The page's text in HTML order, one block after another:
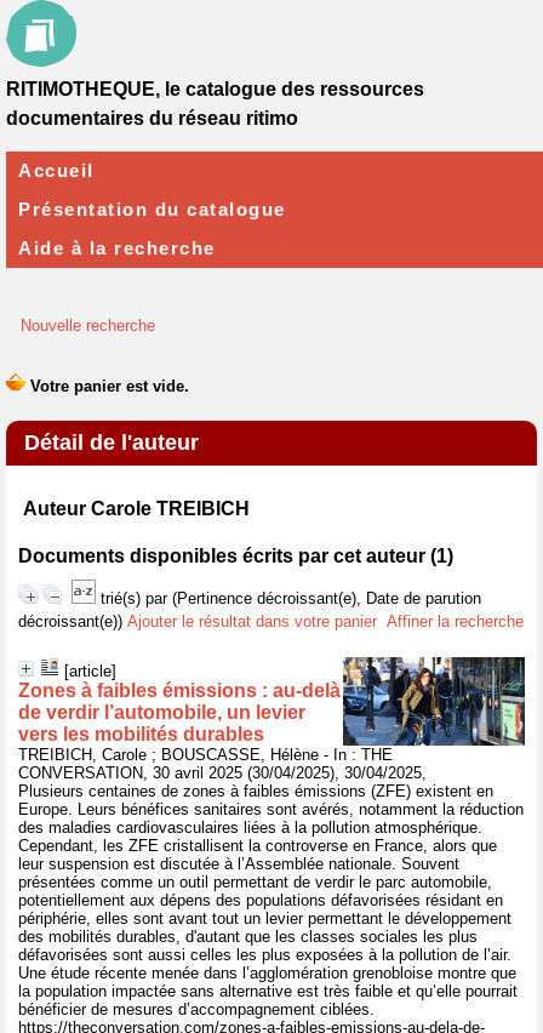
Nouvelle recherche
Détail de l'auteur
Auteur Carole TREIBICH
Documents disponibles écrits par cet auteur (1)
trié(s) par (Pertinence décroissant(e), Date de parution
décroissant(e)) Ajouter le résultat dans votre panier Affiner la recherche
[article]
Zones à faibles émissions : au-delà
de verdir l’automobile, un levier
vers les mobilités durables
TREIBICH, Carole ; BOUSCASSE, Hélène - In : THE
CONVERSATION, 30 avril 2025 (30/04/2025), 30/04/2025,
Plusieurs centaines de zones à faibles émissions (ZFE) existent en
Europe. Leurs bénéfices sanitaires sont avérés, notamment la réduction
des maladies cardiovasculaires liées à la pollution atmosphérique.
Cependant, les ZFE cristallisent la controverse en France, alors que
leur suspension est discutée à l’Assemblée nationale. Souvent
présentées comme un outil permettant de verdir le parc automobile,
potentiellement aux dépens des populations défavorisées résidant en
périphérie, elles sont avant tout un levier permettant le développement
des mobilités durables, d'autant que les classes sociales les plus
défavorisées sont aussi celles les plus exposées à la pollution de l’air.
Une étude récente menée dans l’agglomération grenobloise montre que
la population impactée sans alternative est très faible et qu’elle pourrait
bénéficier de mesures d’accompagnement ciblées.
https://theconversation.com/zones-a-faibles-emissions-au-dela-de-
RITIMOTHEQUE, le catalogue des ressources
documentaires du réseau ritimo
Accueil
Présentation du catalogue
Aide à la recherche